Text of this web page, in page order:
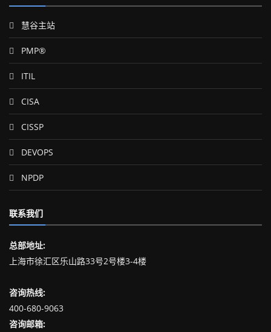
慧谷主站
PMP®
ITIL
CISA
CISSP
DEVOPS
NPDP
联系我们
总部地址:
上海市徐汇区乐山路33号2号楼3-4楼
咨询热线:
400-680-9063
咨询邮箱: